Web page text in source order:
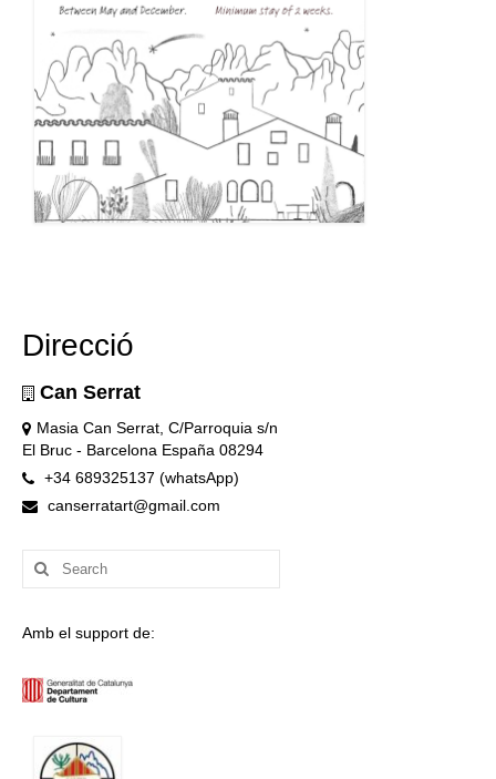
Direcció
Can Serrat
Masia Can Serrat, C/Parroquia s/n
El Bruc - Barcelona España 08294
+34 689325137 (whatsApp)
canserratart@gmail.com
Search
for:
Amb el support de: